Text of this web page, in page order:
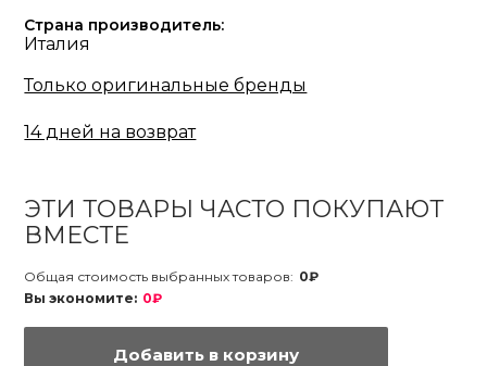
Страна производитель:
Италия
Только оригинальные бренды
14 дней на возврат
ЭТИ ТОВАРЫ ЧАСТО ПОКУПАЮТ
ВМЕСТЕ
Общая стоимость выбранных товаров: 0₽
Вы экономите: 0₽
Добавить в корзину